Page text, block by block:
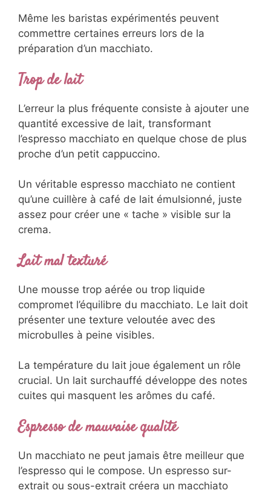
Même les baristas expérimentés peuvent
commettre certaines erreurs lors de la
préparation d’un macchiato.
Trop de lait
L’erreur la plus fréquente consiste à ajouter une
quantité excessive de lait, transformant
l’espresso macchiato en quelque chose de plus
proche d’un petit cappuccino.
Un véritable espresso macchiato ne contient
qu’une cuillère à café de lait émulsionné, juste
assez pour créer une « tache » visible sur la
crema.
Lait mal texturé
Une mousse trop aérée ou trop liquide
compromet l’équilibre du macchiato. Le lait doit
présenter une texture veloutée avec des
microbulles à peine visibles.
La température du lait joue également un rôle
crucial. Un lait surchauffé développe des notes
cuites qui masquent les arômes du café.
Espresso de mauvaise qualité
Un macchiato ne peut jamais être meilleur que
l’espresso qui le compose. Un espresso sur-
extrait ou sous-extrait créera un macchiato